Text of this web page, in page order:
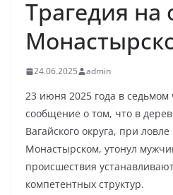
Трагедия на
24.06.2025 admin
23 июня 2025 года в седьмом
сообщение о том, что в
Вагайского округа, при
Монастырском, утонул
происшествия
компетентных структур.